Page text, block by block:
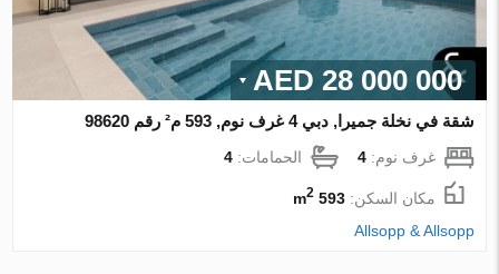
28 000 000 AED
شقة في نخلة جميرا, دبي 4 غرف نوم, 593 م² رقم 98620
غرف نوم:4 الحمامات:4
مكان السكن:593 m
2
Allsopp & Allsopp